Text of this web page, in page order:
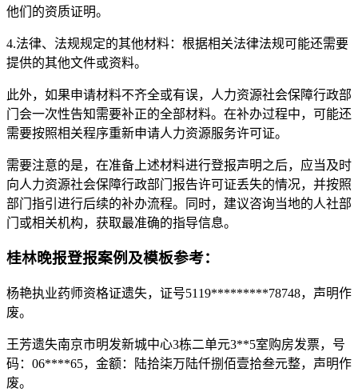
他们的资质证明。
4.法律、法规规定的其他材料：根据相关法律法规可能还需要
提供的其他文件或资料。
此外，如果申请材料不齐全或有误，人力资源社会保障行政部
门会一次性告知需要补正的全部材料。在补办过程中，可能还
需要按照相关程序重新申请人力资源服务许可证。
需要注意的是，在准备上述材料进行登报声明之后，应当及时
向人力资源社会保障行政部门报告许可证丢失的情况，并按照
部门指引进行后续的补办流程。同时，建议咨询当地的人社部
门或相关机构，获取最准确的指导信息。
桂林晚报登报案例及模板参考：
杨艳执业药师资格证遗失，证号5119*********78748，声明作
废。
王芳遗失南京市明发新城中心3栋二单元3**5室购房发票，号
码：06****65，金额：陆拾柒万陆仟捌佰壹拾叁元整，声明作
废。